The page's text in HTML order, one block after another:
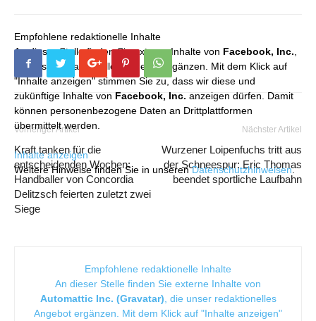
Empfohlene redaktionelle Inhalte
An dieser Stelle finden Sie externe Inhalte von Facebook, Inc.
die unser redaktionelles Angebot ergänzen. Mit dem Klick auf
"Inhalte anzeigen" stimmen Sie zu, dass wir diese und
zukünftige Inhalte von Facebook, Inc. anzeigen dürfen. Damit
können personenbezogene Daten an Drittplattformen
übermittelt werden.
Inhalte anzeigen
Weitere Hinweise finden Sie in unserenDatenschutzhinweisen.
Vorheriger Artikel
Kraft tanken für die
entscheidenden Wochen:
Handballer von Concordia
Delitzsch feierten zuletzt zwei
Siege
Nächster Artikel
Wurzener Loipenfuchs tritt aus
der Schneespur: Eric Thomas
beendet sportliche Laufbahn
Empfohlene redaktionelle Inhalte
An dieser Stelle finden Sie externe Inhalte von
Automattic Inc. (Gravatar) , die unser redaktionelles
Angebot ergänzen. Mit dem Klick auf "Inhalte anzeigen"